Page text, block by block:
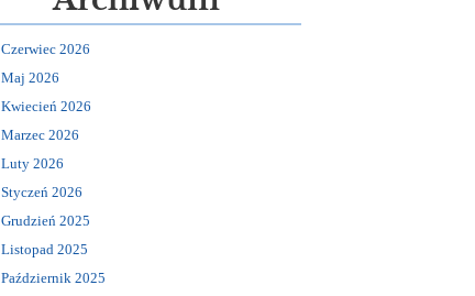
Czerwiec 2026
Maj 2026
Kwiecień 2026
Marzec 2026
Luty 2026
Styczeń 2026
Grudzień 2025
Listopad 2025
Październik 2025